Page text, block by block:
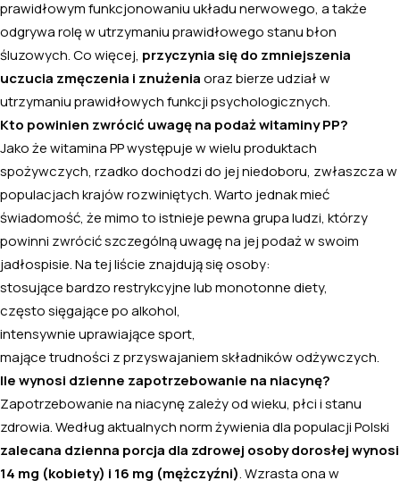
prawidłowym funkcjonowaniu układu nerwowego, a także
odgrywa rolę w utrzymaniu prawidłowego stanu błon
śluzowych. Co więcej, przyczynia się do zmniejszenia
uczucia zmęczenia i znużenia oraz bierze udział w
utrzymaniu prawidłowych funkcji psychologicznych.
Kto powinien zwrócić uwagę na podaż witaminy PP?
Jako że witamina PP występuje w wielu produktach
spożywczych, rzadko dochodzi do jej niedoboru, zwłaszcza w
populacjach krajów rozwiniętych. Warto jednak mieć
świadomość, że mimo to istnieje pewna grupa ludzi, którzy
powinni zwrócić szczególną uwagę na jej podaż w swoim
jadłospisie. Na tej liście znajdują się osoby:
stosujące bardzo restrykcyjne lub monotonne diety,
często sięgające po alkohol,
intensywnie uprawiające sport,
mające trudności z przyswajaniem składników odżywczych.
Ile wynosi dzienne zapotrzebowanie na niacynę?
Zapotrzebowanie na niacynę zależy od wieku, płci i stanu
zdrowia. Według aktualnych norm żywienia dla populacji Polski
zalecana dzienna porcja dla zdrowej osoby dorosłej wynosi
14 mg (kobiety) i 16 mg (mężczyźni) . Wzrasta ona w